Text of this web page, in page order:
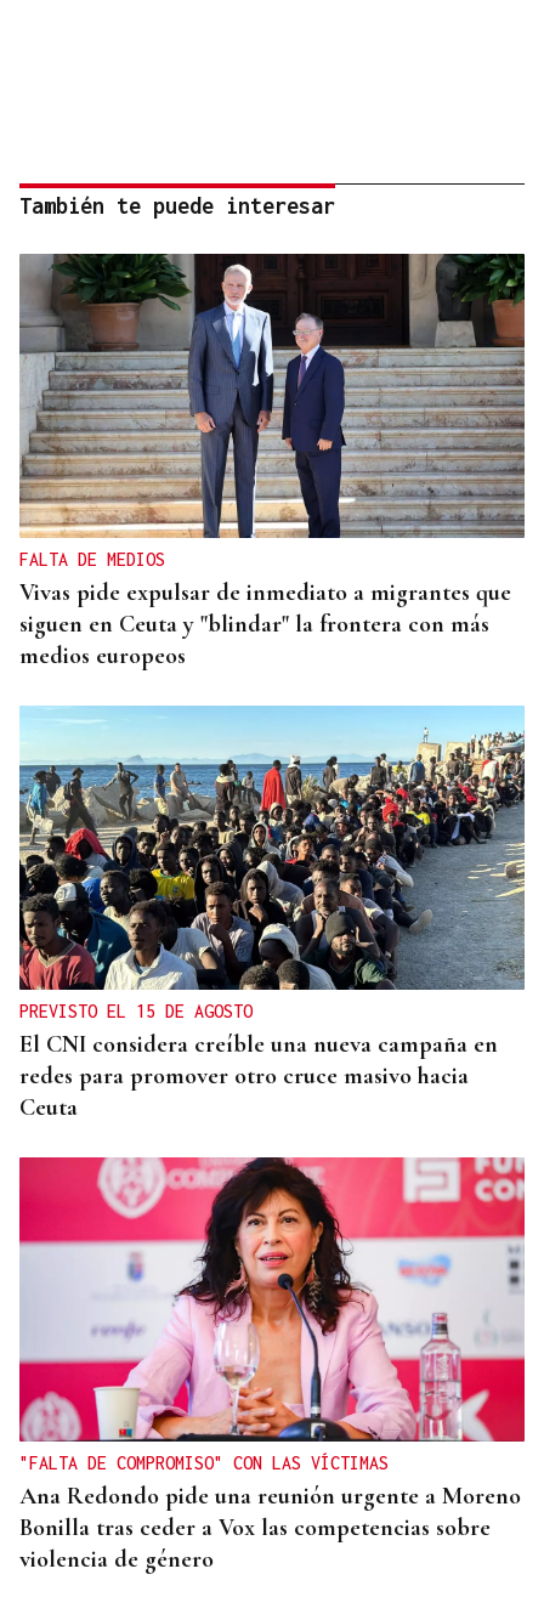
También te puede interesar
FALTA DE MEDIOS
Vivas pide expulsar de inmediato a migrantes que
siguen en Ceuta y "blindar" la frontera con más
medios europeos
PREVISTO EL 15 DE AGOSTO
El CNI considera creíble una nueva campaña en
redes para promover otro cruce masivo hacia
Ceuta
"FALTA DE COMPROMISO" CON LAS VÍCTIMAS
Ana Redondo pide una reunión urgente a Moreno
Bonilla tras ceder a Vox las competencias sobre
violencia de género